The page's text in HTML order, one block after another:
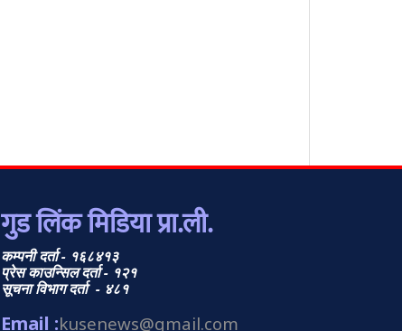
गुड लिंक मिडिया प्रा.ली.
कम्पनी दर्ता - १६८४१३
प्रेस काउन्सिल दर्ता - १२१
सूचना विभाग दर्ता - ४८१
Email :kusenews@gmail.com